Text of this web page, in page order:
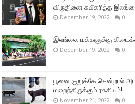
விருதினை சுவீகரித்த
December 19, 2022 0
இலங்கை மக்களுக்கு
December 19, 2022 0
பூனை குறுக்கே சென்றால்
மறைந்திருக்கும் ரகசியம்!
November 21, 2022 0